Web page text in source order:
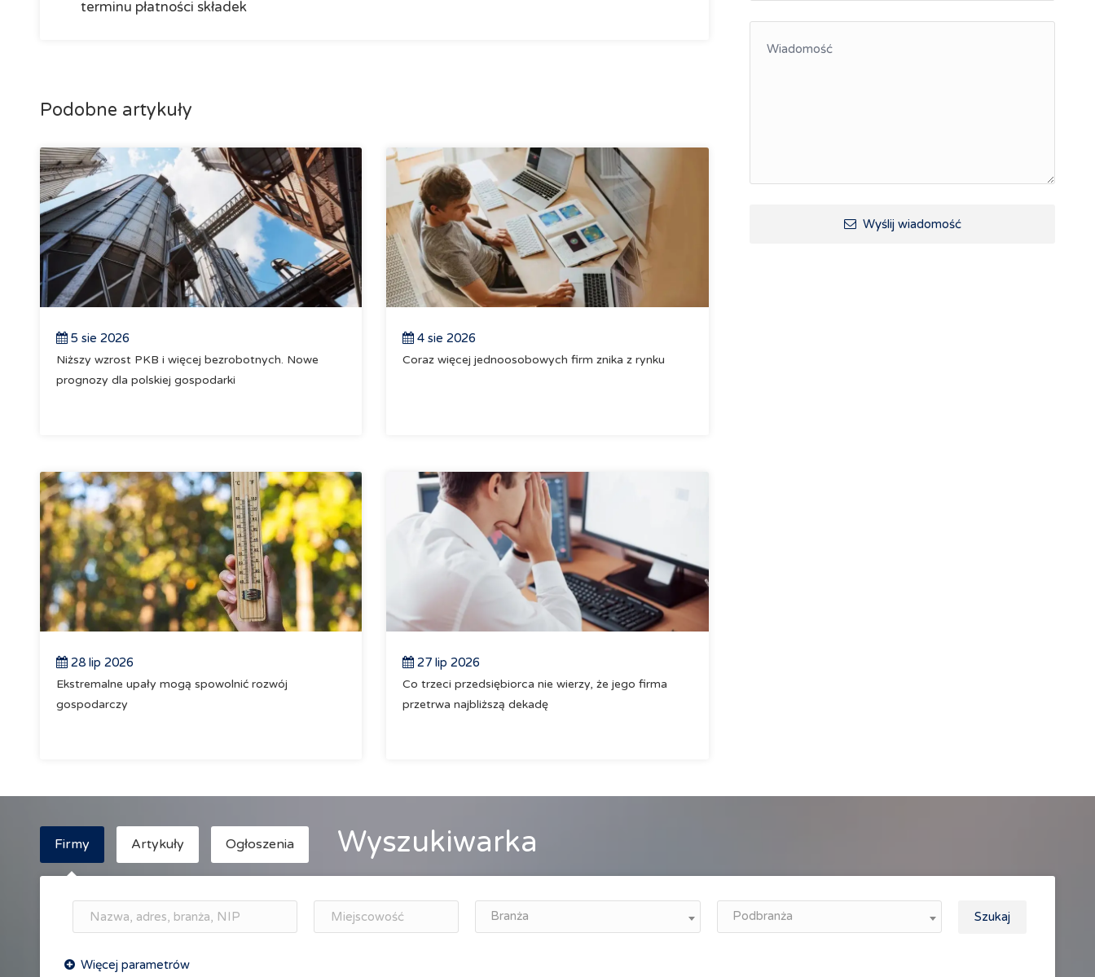
terminu płatności składek
Podobne artykuły
5 sie 2026
Niższy wzrost PKB i więcej bezrobotnych. Nowe
prognozy dla polskiej gospodarki
4 sie 2026
Coraz więcej jednoosobowych firm znika z rynku
28 lip 2026
Ekstremalne upały mogą spowolnić rozwój
gospodarczy
27 lip 2026
Co trzeci przedsiębiorca nie wierzy, że jego firma
przetrwa najbliższą dekadę
Wyślij wiadomość
Firmy Artykuły Ogłoszenia Wyszukiwarka
Branża Podbranża Szukaj